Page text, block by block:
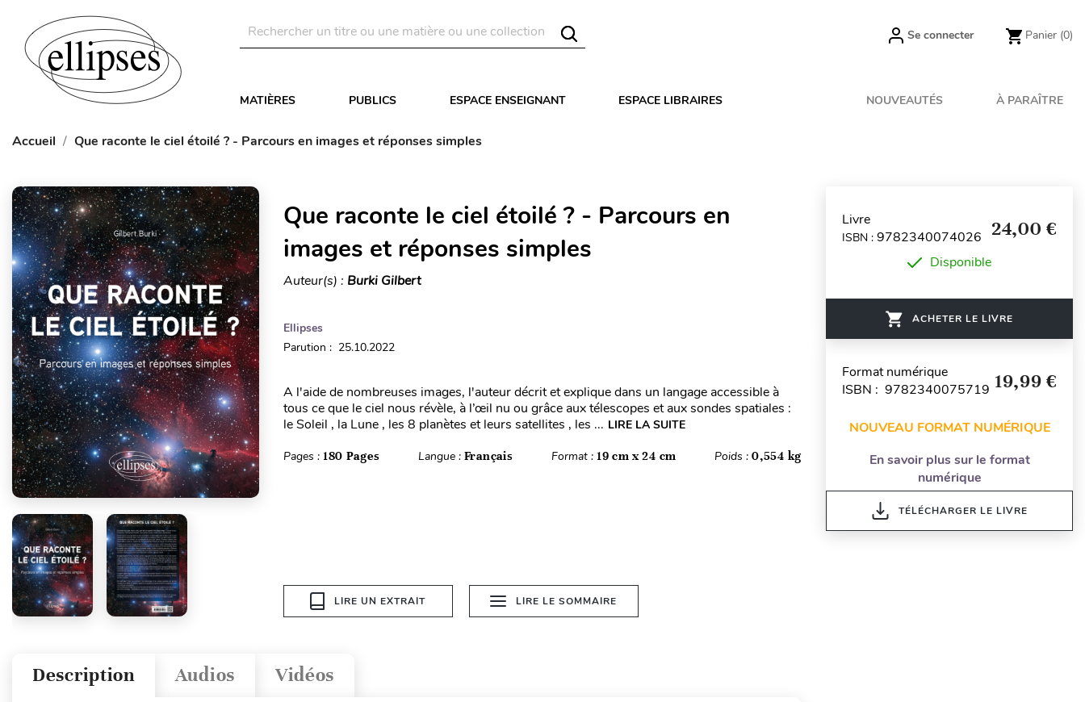
Se connecter Panier (0)
MATIÈRES PUBLICS ESPACE ENSEIGNANT ESPACE LIBRAIRES NOUVEAUTÉS À PARAÎTRE
Accueil Que raconte le ciel étoilé ? - Parcours en images et réponses simples
Que raconte le ciel étoilé ? - Parcours en
images et réponses simples
Auteur(s) : Burki Gilbert
Ellipses
Parution : 25.10.2022
A l'aide de nombreuses images, l'auteur décrit et explique dans un langage accessible à
tous ce que le ciel nous révèle, à l’œil nu ou grâce aux télescopes et aux sondes spatiales :
le Soleil , la Lune , les 8 planètes et leurs satellites , les ... LIRE LA SUITE
Pages : 180 Pages Langue : Français Format : 19 cm x 24 cm Poids :0,554 kg
LIRE UN EXTRAIT LIRE LE SOMMAIRE
Vidéos
Audios
Description
Livre
ISBN : 9782340074026 24,00 €
Disponible
ACHETER LE LIVRE
Format numérique
ISBN : 9782340075719 19,99 €
NOUVEAU FORMAT NUMÉRIQUE
En savoir plus sur le format
numérique
TÉLÉCHARGER LE LIVRE